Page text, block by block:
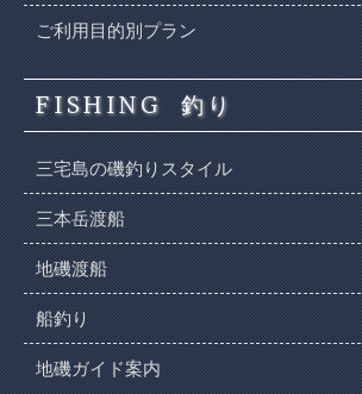
ご利用目的別プラン
FISHING 釣り
三宅島の磯釣りスタイル
三本岳渡船
地磯渡船
船釣り
地磯ガイド案内